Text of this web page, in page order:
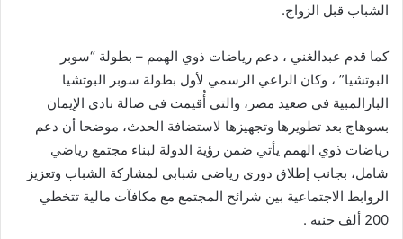
الشباب قبل الزواج.
كما قدم عبدالغني ، دعم رياضات ذوي الهمم – بطولة “سوبر
البوتشيا” ، وكان الراعي الرسمي لأول بطولة سوبر البوتشيا
البارالمبية في صعيد مصر، والتي أُقيمت في صالة نادي الإيمان
بسوهاج بعد تطويرها وتجهيزها لاستضافة الحدث، موضحا أن دعم
رياضات ذوي الهمم يأتي ضمن رؤية الدولة لبناء مجتمع رياضي
شامل، بجانب إطلاق دوري رياضي شبابي لمشاركة الشباب وتعزيز
الروابط الاجتماعية بين شرائح المجتمع مع مكافآت مالية تتخطي
200 ألف جنيه .